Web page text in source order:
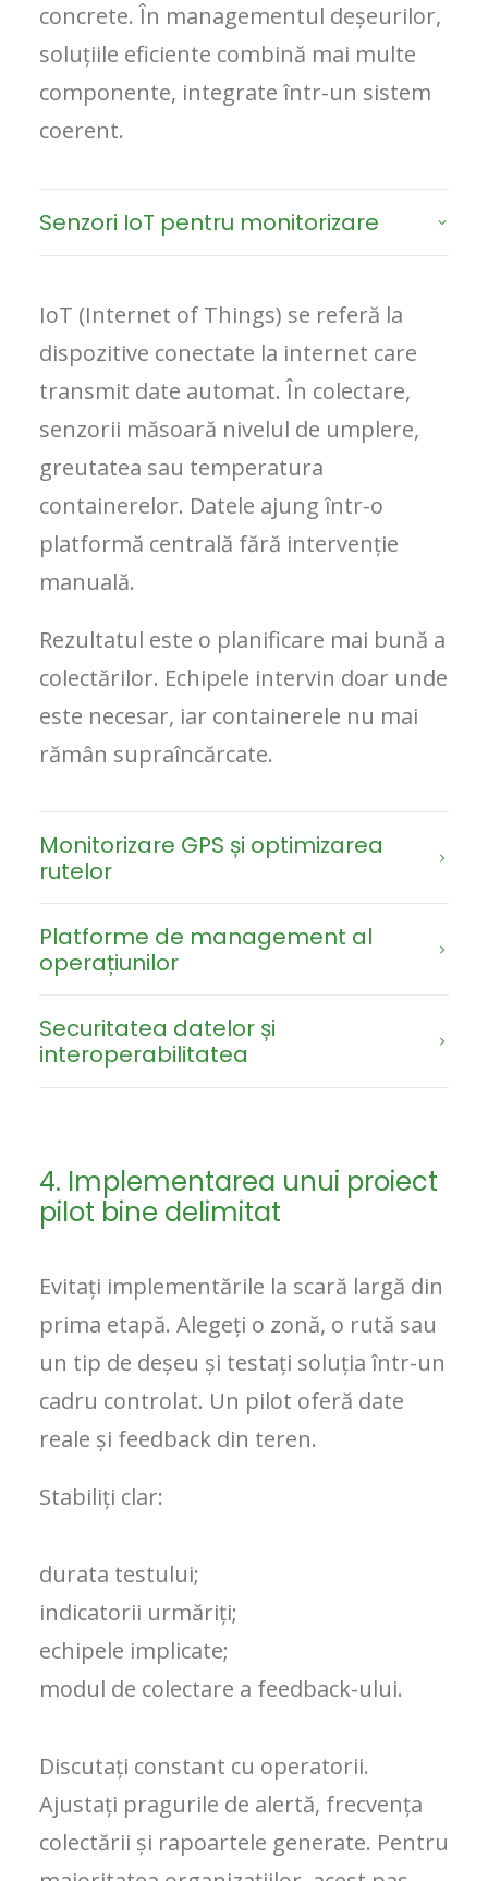
concrete. În managementul deșeurilor,
soluțiile eficiente combină mai multe
componente, integrate într-un sistem
coerent.
Senzori IoT pentru monitorizare
IoT (Internet of Things) se referă la
dispozitive conectate la internet care
transmit date automat. În colectare,
senzorii măsoară nivelul de umplere,
greutatea sau temperatura
containerelor. Datele ajung într-o
platformă centrală fără intervenție
manuală.
Rezultatul este o planificare mai bună a
colectărilor. Echipele intervin doar unde
este necesar, iar containerele nu mai
rămân supraîncărcate.
Monitorizare GPS și optimizarea
rutelor
Platforme de management al
operațiunilor
Securitatea datelor și
interoperabilitatea
4. Implementarea unui proiect
pilot bine delimitat
Evitați implementările la scară largă din
prima etapă. Alegeți o zonă, o rută sau
un tip de deșeu și testați soluția într-un
cadru controlat. Un pilot oferă date
reale și feedback din teren.
Stabiliți clar:
durata testului;
indicatorii urmăriți;
echipele implicate;
modul de colectare a feedback-ului.
Discutați constant cu operatorii.
Ajustați pragurile de alertă, frecvența
colectării și rapoartele generate. Pentru